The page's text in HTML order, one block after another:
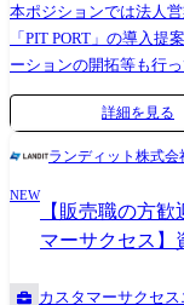
本ポジションでは法人
「PIT PORT」の導入
ーションの開拓等も行っております。 ・大手
不動産オーナー、管理
アリングと最適な運用方
詳細を見る
ランディット株式会
NEW
【販売職の方
マーサクセス】
カスタマーサクセ